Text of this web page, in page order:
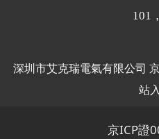
101
深圳市艾克瑞電氣有限公司
站
京ICP證